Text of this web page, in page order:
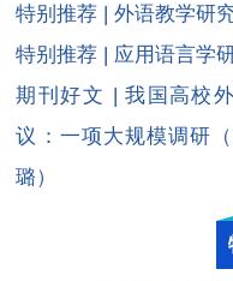
特别推荐 | 外语教学研
特别推荐 | 应用语言学
期刊好文 | 我国高校
议：一项大规模调研
璐）